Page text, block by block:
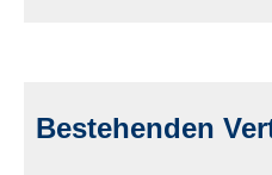
Bestehenden